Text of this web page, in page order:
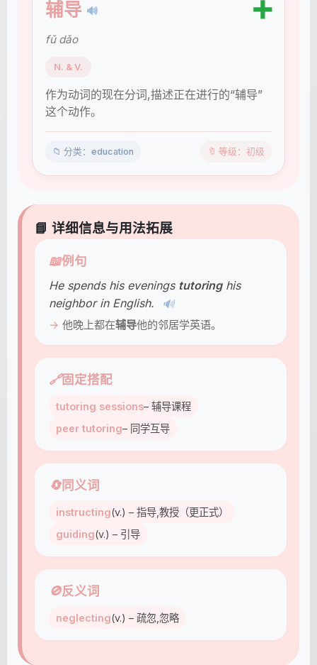
辅导 🔊 ➕
fǔ dǎo
N. & V.
作为动词的现在分词,描述正在进行的“辅导”
这个动作。
📁 分类：education 🔖 等级：初级
📘 详细信息与用法拓展
📖例句
He spends his evenings tutoringhis
neighbor in English.
🔊
他晚上都在辅导他的邻居学英语。
🔗固定搭配
tutoring sessions– 辅导课程
peer tutoring– 同学互导
🔄同义词
instructing(v.) – 指导,教授（更正式）
guiding(v.) – 引导
🚫反义词
neglecting(v.) – 疏忽,忽略